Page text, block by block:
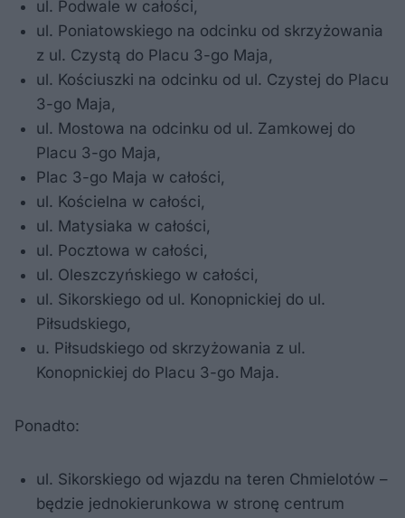
ul. Podwale w całości,
ul. Poniatowskiego na odcinku od skrzyżowania
z ul. Czystą do Placu 3-go Maja,
ul. Kościuszki na odcinku od ul. Czystej do Placu
3-go Maja,
ul. Mostowa na odcinku od ul. Zamkowej do
Placu 3-go Maja,
Plac 3-go Maja w całości,
ul. Kościelna w całości,
ul. Matysiaka w całości,
ul. Pocztowa w całości,
ul. Oleszczyńskiego w całości,
ul. Sikorskiego od ul. Konopnickiej do ul.
Piłsudskiego,
u. Piłsudskiego od skrzyżowania z ul.
Konopnickiej do Placu 3-go Maja.
Ponadto:
ul. Sikorskiego od wjazdu na teren Chmielotów –
będzie jednokierunkowa w stronę centrum